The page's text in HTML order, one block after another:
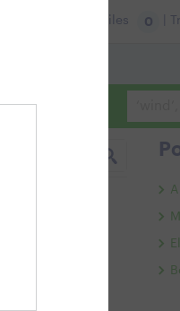
Files 0 |